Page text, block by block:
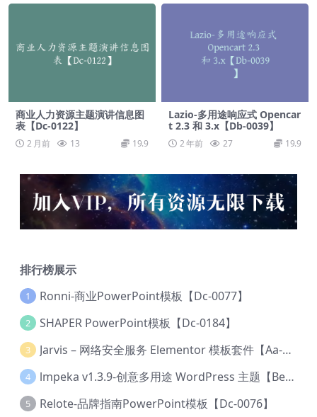
商业人力资源主题演讲信息图
表【Dc-0122】
2 月前 13 19.9
Lazio-多用途响应式 Opencar
t 2.3 和 3.x【Db-0039】
2 年前 27 19.9
排行榜展示
1 Ronni-商业PowerPoint模板【Dc-0077】
2 SHAPER PowerPoint模板【Dc-0184】
3 Jarvis – 网络安全服务 Elementor 模板套件【Aa-0035】
4 lmpeka v1.3.9-创意多用途 WordPress 主题【Be-0064】
5 Relote-品牌指南PowerPoint模板【Dc-0076】